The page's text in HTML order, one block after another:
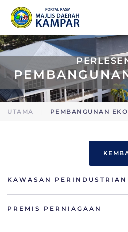
Skip to main content
UTAMA PEMBANGUNAN
KAWASAN PERINDUSTRIAN
PREMIS PERNIAGAAN